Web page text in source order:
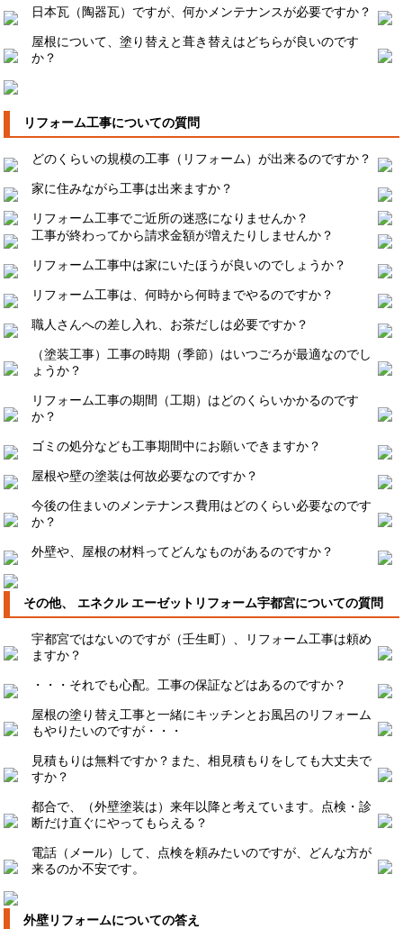
日本瓦（陶器瓦）ですが、何かメンテナンスが必要ですか？
屋根について、塗り替えと葺き替えはどちらが良いのです
か？
リフォーム工事についての質問
どのくらいの規模の工事（リフォーム）が出来るのですか？
家に住みながら工事は出来ますか？
リフォーム工事でご近所の迷惑になりませんか？
工事が終わってから請求金額が増えたりしませんか？
リフォーム工事中は家にいたほうが良いのでしょうか？
リフォーム工事は、何時から何時までやるのですか？
職人さんへの差し入れ、お茶だしは必要ですか？
（塗装工事）工事の時期（季節）はいつごろが最適なのでし
ょうか？
リフォーム工事の期間（工期）はどのくらいかかるのです
か？
ゴミの処分なども工事期間中にお願いできますか？
屋根や壁の塗装は何故必要なのですか？
今後の住まいのメンテナンス費用はどのくらい必要なのです
か？
外壁や、屋根の材料ってどんなものがあるのですか？
その他、 エネクル エーゼットリフォーム宇都宮についての質問
宇都宮ではないのですが（壬生町）、リフォーム工事は頼め
ますか？
・・・それでも心配。工事の保証などはあるのですか？
屋根の塗り替え工事と一緒にキッチンとお風呂のリフォーム
もやりたいのですが・・・
見積もりは無料ですか？また、相見積もりをしても大丈夫で
すか？
都合で、（外壁塗装は）来年以降と考えています。点検・診
断だけ直ぐにやってもらえる？
電話（メール）して、点検を頼みたいのですが、どんな方が
来るのか不安です。
外壁リフォームについての答え